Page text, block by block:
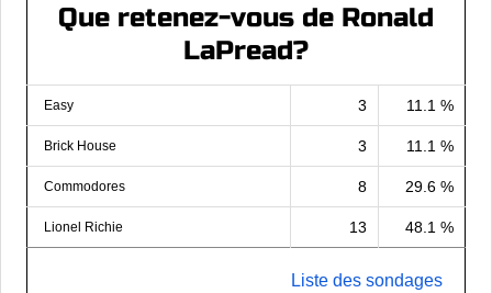
Que retenez-vous de Ronald
LaPread?
Easy 3 11.1 %
Brick House 3 11.1 %
Commodores 8 29.6 %
Lionel Richie 13 48.1 %
Liste des sondages